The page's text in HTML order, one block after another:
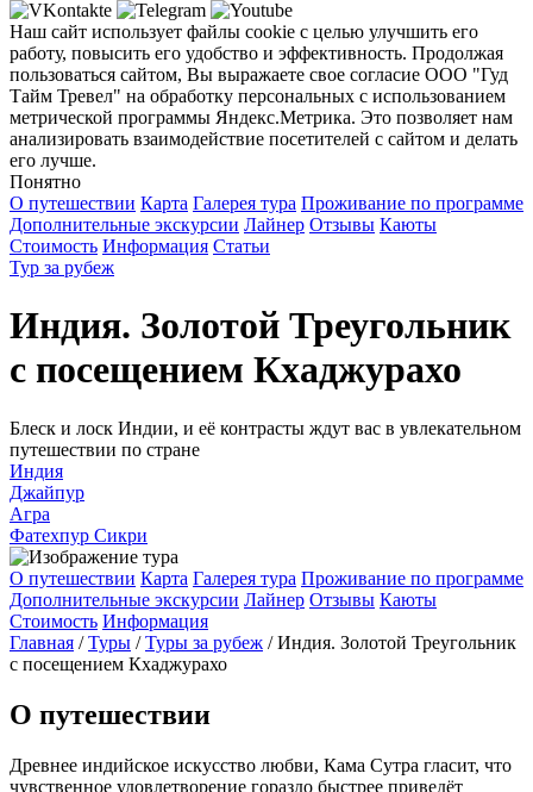
Наш сайт использует файлы cookie с целью улучшить его
работу, повысить его удобство и эффективность. Продолжая
пользоваться сайтом, Вы выражаете свое согласие ООО "Гуд
Тайм Тревел" на обработку персональных с использованием
метрической программы Яндекс.Метрика. Это позволяет нам
анализировать взаимодействие посетителей с сайтом и делать
его лучше.
Понятно
О путешествии Карта Галерея тура Проживание по программе
Дополнительные экскурсии Лайнер Отзывы Каюты
Стоимость Информация Статьи
Тур за рубеж
Индия. Золотой Треугольник
с посещением Кхаджурахо
Блеск и лоск Индии, и её контрасты ждут вас в увлекательном
путешествии по стране
Индия
Джайпур
Агра
Фатехпур Сикри
О путешествии Карта Галерея тура Проживание по программе
Дополнительные экскурсии Лайнер Отзывы Каюты
Стоимость Информация
Главная /Туры /Туры за рубеж /Индия. Золотой Треугольник
с посещением Кхаджурахо
О путешествии
Древнее индийское искусство любви, Кама Сутра гласит, что
чувственное удовлетворение гораздо быстрее приведёт